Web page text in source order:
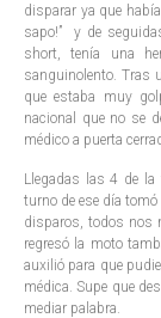
disparar ya que
sapo!” y de
short, tenía una
sanguinolento. Tras
que estaba muy
nacional que no se
médico a puerta
Llegadas las 4 de la
turno de ese día
disparos, todos nos
regresó la moto
auxilió para que
médica. Supe que
mediar palabra.